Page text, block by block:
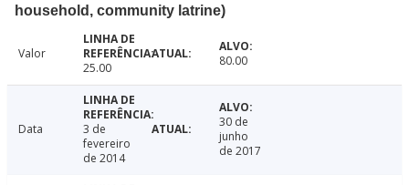
household, community latrine)
Valor
25.00
80.00
Data
3 de
fevereiro
de 2014
30 de
junho
de 2017